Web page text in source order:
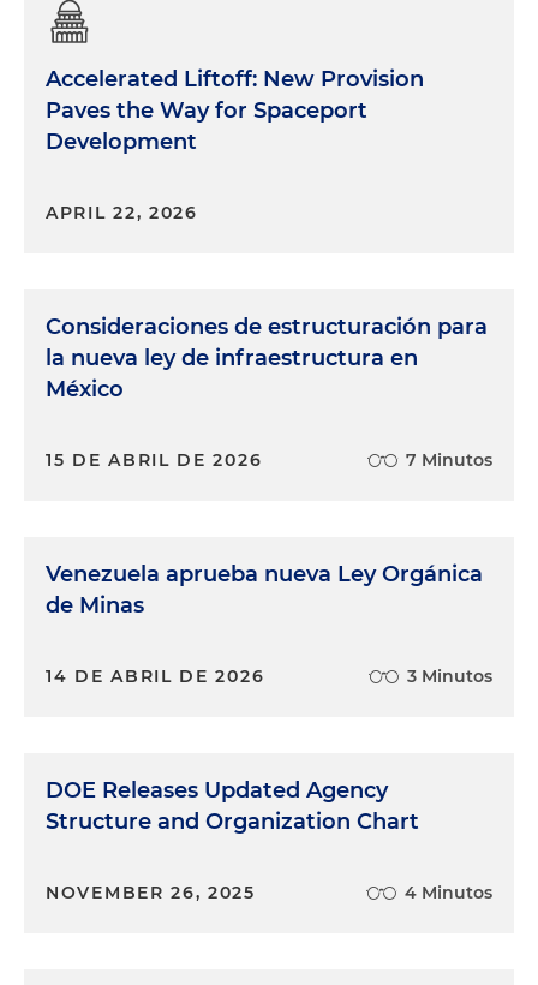
Accelerated Liftoff: New Provision
Paves the Way for Spaceport
Development
APRIL 22, 2026
Consideraciones de estructuración para
la nueva ley de infraestructura en
México
15 DE ABRIL DE 2026 7 Minutos
Venezuela aprueba nueva Ley Orgánica
de Minas
14 DE ABRIL DE 2026 3 Minutos
DOE Releases Updated Agency
Structure and Organization Chart
NOVEMBER 26, 2025 4 Minutos